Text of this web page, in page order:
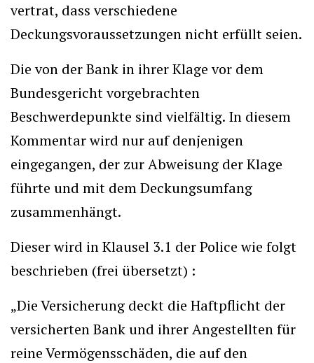
vertrat, dass verschiedene
Deckungsvoraussetzungen nicht erfüllt seien.
Die von der Bank in ihrer Klage vor dem
Bundesgericht vorgebrachten
Beschwerdepunkte sind vielfältig. In diesem
Kommentar wird nur auf denjenigen
eingegangen, der zur Abweisung der Klage
führte und mit dem Deckungsumfang
zusammenhängt.
Dieser wird in Klausel 3.1 der Police wie folgt
beschrieben (frei übersetzt) :
„Die Versicherung deckt die Haftpflicht der
versicherten Bank und ihrer Angestellten für
reine Vermögensschäden, die auf den